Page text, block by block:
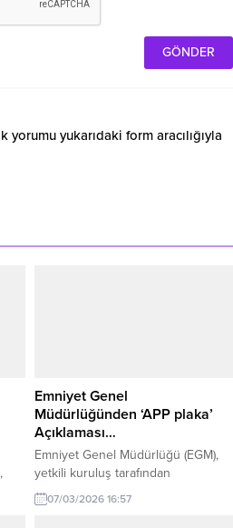
yorumu yukarıdaki form aracılığıyla
Emniyet Genel
Müdürlüğünden ‘APP plaka’
Açıklaması…
Emniyet Genel Müdürlüğü (EGM),
yetkili kuruluş tarafından
basılmayan, üzerinde resmi mühür
ve yönetmelikte belirtilen güvenlik
07/03/2026 16:57